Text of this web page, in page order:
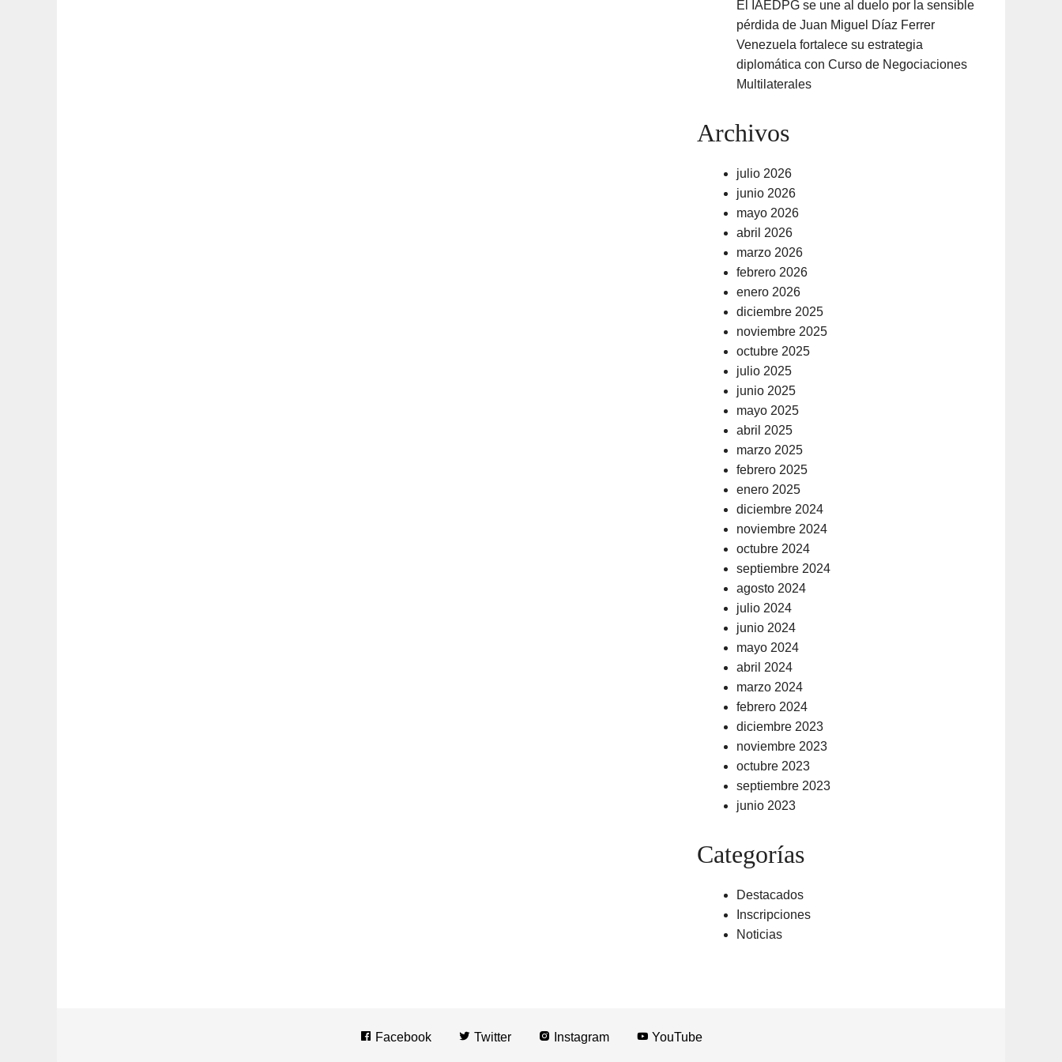
El IAEDPG se une al duelo por la sensible
pérdida de Juan Miguel Díaz Ferrer
Venezuela fortalece su estrategia
diplomática con Curso de Negociaciones
Multilaterales
Archivos
julio 2026
junio 2026
mayo 2026
abril 2026
marzo 2026
febrero 2026
enero 2026
diciembre 2025
noviembre 2025
octubre 2025
julio 2025
junio 2025
mayo 2025
abril 2025
marzo 2025
febrero 2025
enero 2025
diciembre 2024
noviembre 2024
octubre 2024
septiembre 2024
agosto 2024
julio 2024
junio 2024
mayo 2024
abril 2024
marzo 2024
febrero 2024
diciembre 2023
noviembre 2023
octubre 2023
septiembre 2023
junio 2023
Categorías
Destacados
Inscripciones
Noticias
Facebook Twitter Instagram YouTube